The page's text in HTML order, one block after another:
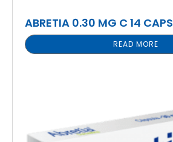
ABRETIA 0.30 MG C 14 CAPS
READ MORE